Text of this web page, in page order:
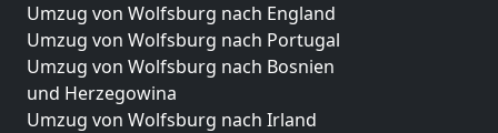
Umzug von Wolfsburg nach England
Umzug von Wolfsburg nach Portugal
Umzug von Wolfsburg nach Bosnien
und Herzegowina
Umzug von Wolfsburg nach Irland